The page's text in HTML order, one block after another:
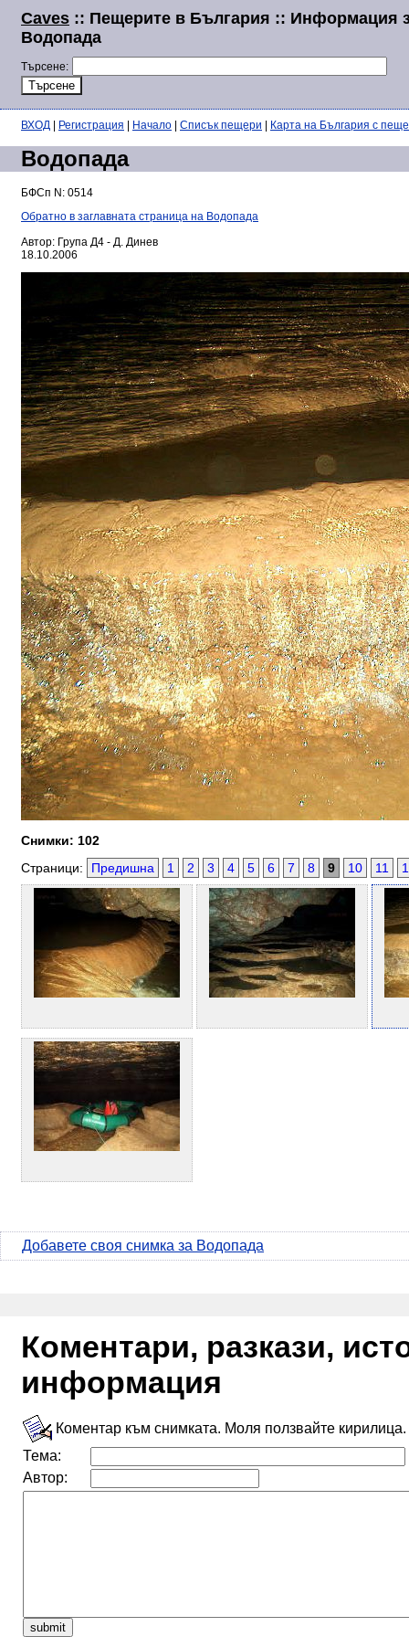
Caves :: Пещерите в България :: Информация
Водопада
Търсене:
ВХОД Регистрация Начало Списък пещери Карта на България с
Водопада
БФСп N: 0514
Обратно в заглавната страница на Водопада
Автор: Група Д4 - Д. Динев
18.10.2006
Снимки: 102
Страници:
Предишна 1 2 3 4 5 6 7 8 9 10 11
Добавете своя снимка за Водопада
Коментари, разкази,
информация
Коментар към снимката. Моля ползвайте кирилица.
Тема:
Автор: